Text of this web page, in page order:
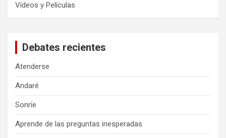
Vídeos y Películas
Debates recientes
Atenderse
Andaré
Sonríe
Aprende de las preguntas inesperadas